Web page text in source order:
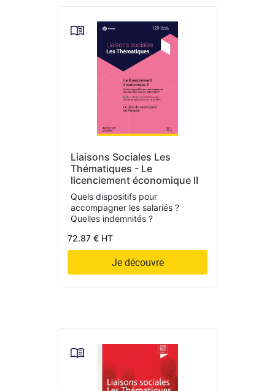
Liaisons Sociales Les
Thématiques - Le
licenciement économique II
Quels dispositifs pour
accompagner les salariés ?
Quelles indemnités ?
72.87 € HT
Je découvre